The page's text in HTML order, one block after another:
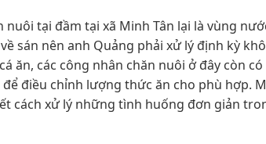
nuôi tại đầm tại xã Minh Tân lại là vùng
sán nên anh Quảng phải xử lý định kỳ
ăn, các công nhân chăn nuôi ở đây còn
điều chỉnh lượng thức ăn cho phù hợp.
cách xử lý những tình huống đơn giản